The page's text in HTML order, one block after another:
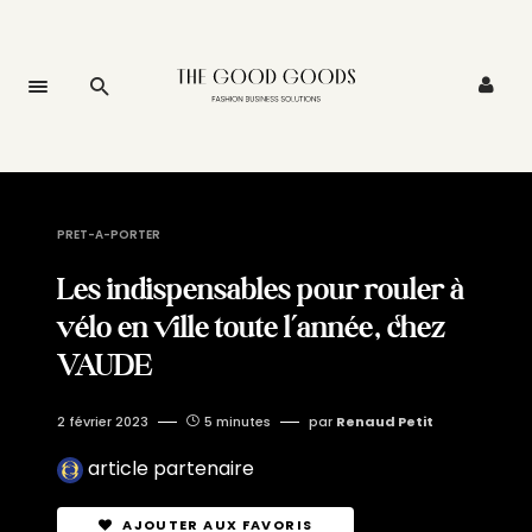
PRET-A-PORTER
Les indispensables pour rouler à
vélo en ville toute l’année, chez
VAUDE
2 février 2023 5 minutes par Renaud Petit
article partenaire
AJOUTER AUX FAVORIS